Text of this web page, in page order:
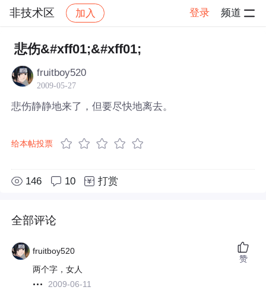
非技术区 加入 登录 频道
社区 非技术区 帖子详情
悲伤&#xff01;&#xff01;
fruitboy520
2009-05-27
悲伤静静地来了，但要尽快地离去。
给本帖投票
146 10 打赏
全部评论
fruitboy520
两个字，女人
2009-06-11
赞